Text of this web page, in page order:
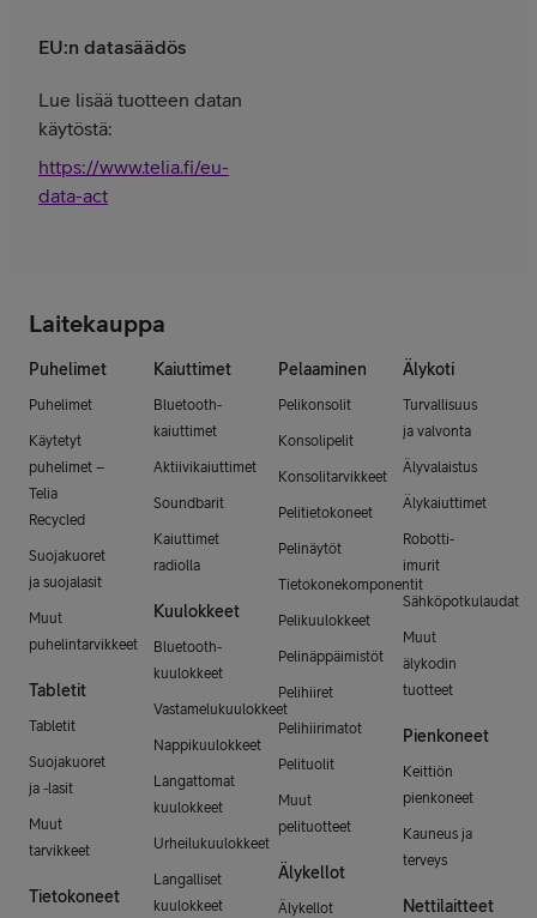
EU:n datasäädös
Lue lisää tuotteen datan
käytöstä:
https://www.telia.fi/eu-
data-act
Laitekauppa
Puhelimet
Puhelimet
Käytetyt
puhelimet –
Telia
Recycled
Suojakuoret
ja suojalasit
Muut
puhelintarvikkeet
Tabletit
Tabletit
Suojakuoret
ja -lasit
Muut
tarvikkeet
Tietokoneet
Kaiuttimet
Bluetooth-
kaiuttimet
Aktiivikaiuttimet
Soundbarit
Kaiuttimet
radiolla
Kuulokkeet
Bluetooth-
kuulokkeet
Vastamelukuulokkeet
Nappikuulokkeet
Langattomat
kuulokkeet
Urheilukuulokkeet
Langalliset
kuulokkeet
Pelaaminen
Pelikonsolit
Konsolipelit
Konsolitarvikkeet
Pelitietokoneet
Pelinäytöt
Tietokonekomponentit
Pelikuulokkeet
Pelinäppäimistöt
Pelihiiret
Pelihiirimatot
Pelituolit
Muut
pelituotteet
Älykellot
Älykellot
Älykoti
Turvallisuus
ja valvonta
Älyvalaistus
Älykaiuttimet
Robotti-
imurit
Sähköpotkulaudat
Muut
älykodin
tuotteet
Pienkoneet
Keittiön
pienkoneet
Kauneus ja
terveys
Nettilaitteet